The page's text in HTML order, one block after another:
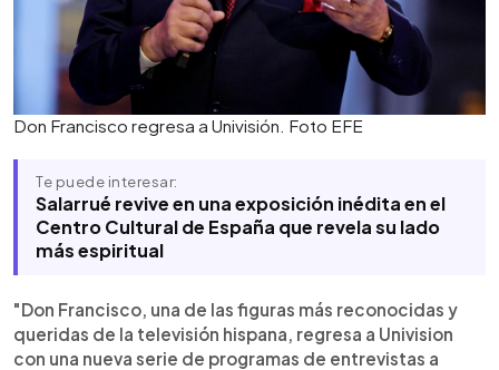
Don Francisco regresa a Univisión. Foto EFE
Te puede interesar:
Salarrué revive en una exposición inédita en el
Centro Cultural de España que revela su lado
más espiritual
"Don Francisco, una de las figuras más reconocidas y
queridas de la televisión hispana, regresa a Univision
con una nueva serie de programas de entrevistas a